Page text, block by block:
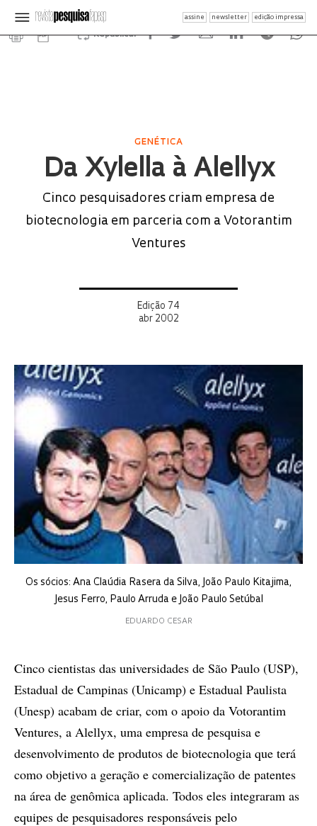
assine newsletter edição impressa
Republicar
GENÉTICA
Da Xylella à Alellyx
Cinco pesquisadores criam empresa de
biotecnologia em parceria com a Votorantim
Ventures
Edição 74
abr 2002
Os sócios: Ana Claúdia Rasera da Silva, João Paulo Kitajima,
Jesus Ferro, Paulo Arruda e João Paulo Setúbal
EDUARDO CESAR
Cinco cientistas das universidades de São Paulo (USP),
Estadual de Campinas (Unicamp) e Estadual Paulista
(Unesp) acabam de criar, com o apoio da Votorantim
Ventures, a Alellyx, uma empresa de pesquisa e
desenvolvimento de produtos de biotecnologia que terá
como objetivo a geração e comercialização de patentes
na área de genômica aplicada. Todos eles integraram as
equipes de pesquisadores responsáveis pelo